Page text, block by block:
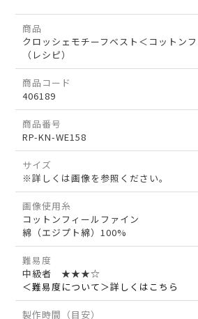
商品
クロッシェモチーフベスト＜コットン
（レシピ）
商品コード
406189
商品番号
RP-KN-WE158
サイズ
※詳しくは画像を参照ください。
画像使用糸
コットンフィールファイン
綿（エジプト綿）100%
難易度
中級者 ★★★☆
＜難易度について＞詳しくはこちら
製作時間（目安）